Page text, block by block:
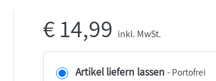
€14,99 inkl. MwSt.
Artikel liefern lassen - Portofrei